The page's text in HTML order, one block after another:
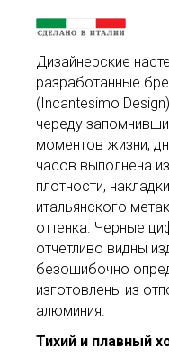
Дизайнерские
разработанные
(Incantesimo
череду
моментов жизни,
часов выполнена
плотности,
итальянского
оттенка. Черные
отчетливо видны
безошибочно
изготовлены из
алюминия.
Тихий и плавный